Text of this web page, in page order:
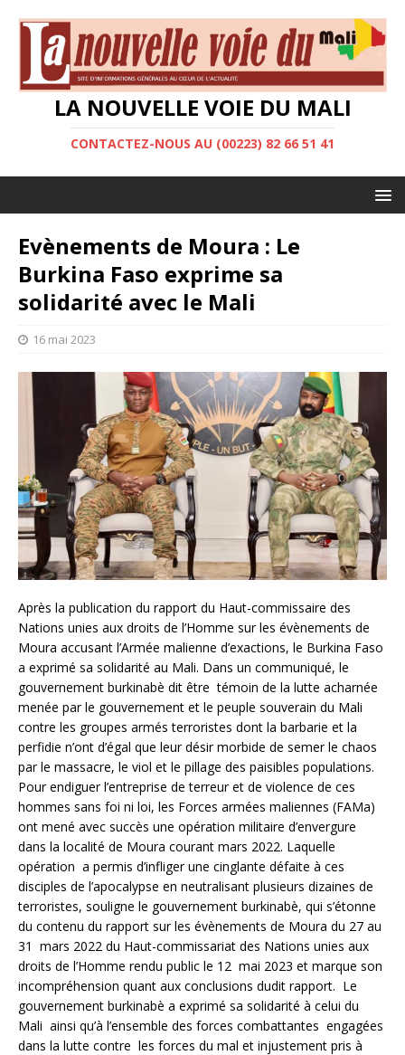
LA NOUVELLE VOIE DU MALI
CONTACTEZ-NOUS AU (00223) 82 66 51 41
Evènements de Moura : Le
Burkina Faso exprime sa
solidarité avec le Mali
16 mai 2023
Après la publication du rapport du Haut-commissaire des
Nations unies aux droits de l’Homme sur les évènements de
Moura accusant l’Armée malienne d’exactions, le Burkina Faso
a exprimé sa solidarité au Mali. Dans un communiqué, le
gouvernement burkinabè dit être témoin de la lutte acharnée
menée par le gouvernement et le peuple souverain du Mali
contre les groupes armés terroristes dont la barbarie et la
perfidie n’ont d’égal que leur désir morbide de semer le chaos
par le massacre, le viol et le pillage des paisibles populations.
Pour endiguer l’entreprise de terreur et de violence de ces
hommes sans foi ni loi, les Forces armées maliennes (FAMa)
ont mené avec succès une opération militaire d’envergure
dans la localité de Moura courant mars 2022. Laquelle
opération a permis d’infliger une cinglante défaite à ces
disciples de l’apocalypse en neutralisant plusieurs dizaines de
terroristes, souligne le gouvernement burkinabè, qui s’étonne
du contenu du rapport sur les évènements de Moura du 27 au
31 mars 2022 du Haut-commissariat des Nations unies aux
droits de l’Homme rendu public le 12 mai 2023 et marque son
incompréhension quant aux conclusions dudit rapport. Le
gouvernement burkinabè a exprimé sa solidarité à celui du
Mali ainsi qu’à l’ensemble des forces combattantes engagées
dans la lutte contre les forces du mal et injustement pris à